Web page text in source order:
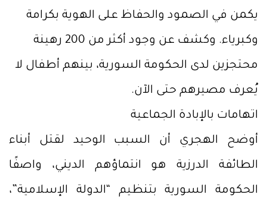
يكمن في الصمود والحفاظ على الهوية بكرامة
وكبرياء. وكشف عن وجود أكثر من 200 رهينة
محتجزين لدى الحكومة السورية، بينهم أطفال لا
يُعرف مصيرهم حتى الآن.
اتهامات بالإبادة الجماعية
أوضح الهجري أن السبب الوحيد لقتل أبناء
الطائفة الدرزية هو انتماؤهم الديني، واصفًا
الحكومة السورية بتنظيم “الدولة الإسلامية”،